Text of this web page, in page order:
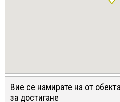
Вие се намирате на от
за достигане